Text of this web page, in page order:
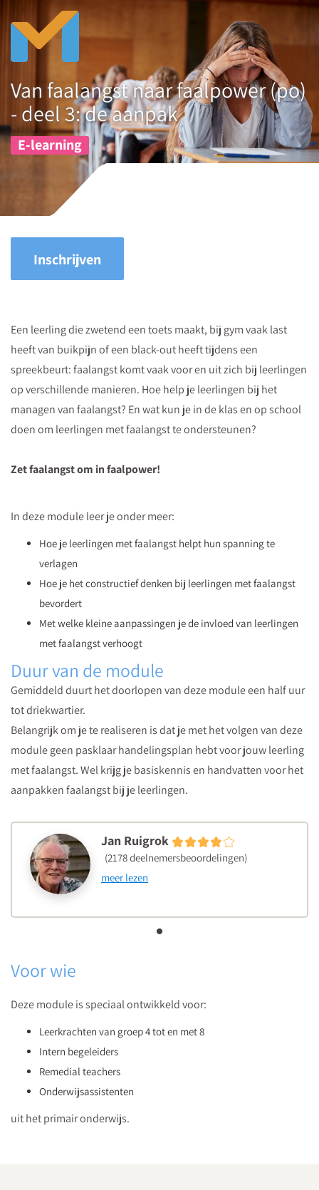
Van faalangst naar faalpower (po)
- deel 3: de aanpak
E-learning
Inschrijven
Een leerling die zwetend een toets maakt, bij gym vaak last
heeft van buikpijn of een black-out heeft tijdens een
spreekbeurt: faalangst komt vaak voor en uit zich bij leerlingen
op verschillende manieren. Hoe help je leerlingen bij het
managen van faalangst? En wat kun je in de klas en op school
doen om leerlingen met faalangst te ondersteunen?
Zet faalangst om in faalpower!
In deze module leer je onder meer:
Hoe je leerlingen met faalangst helpt hun spanning te
verlagen
Hoe je het constructief denken bij leerlingen met faalangst
bevordert
Met welke kleine aanpassingen je de invloed van leerlingen
met faalangst verhoogt
Duur van de module
Gemiddeld duurt het doorlopen van deze module een half uur
tot driekwartier.
Belangrijk om je te realiseren is dat je met het volgen van deze
module geen pasklaar handelingsplan hebt voor jouw leerling
met faalangst. Wel krijg je basiskennis en handvatten voor het
aanpakken faalangst bij je leerlingen.
Jan Ruigrok
(2178 deelnemersbeoordelingen)
meer lezen
Voor wie
Deze module is speciaal ontwikkeld voor:
Leerkrachten van groep 4 tot en met 8
Intern begeleiders
Remedial teachers
Onderwijsassistenten
uit het primair onderwijs.